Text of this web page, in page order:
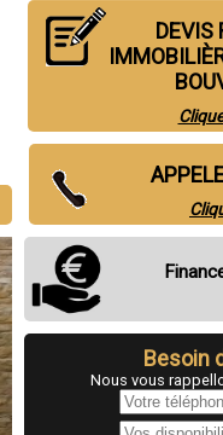
DEVIS
Besoin
Nous vous